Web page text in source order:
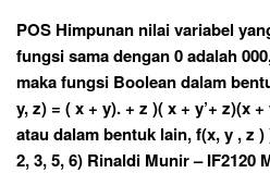
POS Himpunan nilai variabel
fungsi sama dengan 0 adalah
maka fungsi Boolean dalam
y, z) = ( x + y). + z )( x + y’+ z)(x +
atau dalam bentuk lain, f(x, y , z )
2, 3, 5, 6) Rinaldi Munir – IF2120